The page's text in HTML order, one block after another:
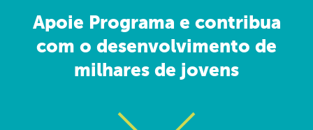
Apoie Programa e contribua
com o desenvolvimento de
milhares de jovens